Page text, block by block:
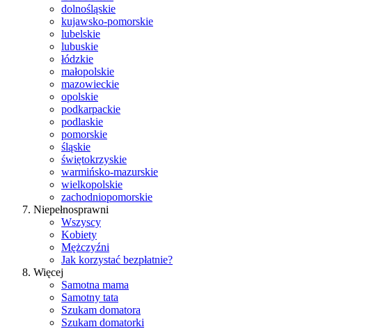
dolnośląskie
kujawsko-pomorskie
lubelskie
lubuskie
łódzkie
małopolskie
mazowieckie
opolskie
podkarpackie
podlaskie
pomorskie
śląskie
świętokrzyskie
warmińsko-mazurskie
wielkopolskie
zachodniopomorskie
Niepełnosprawni
Wszyscy
Kobiety
Mężczyźni
Jak korzystać bezpłatnie?
Więcej
Samotna mama
Samotny tata
Szukam domatora
Szukam domatorki